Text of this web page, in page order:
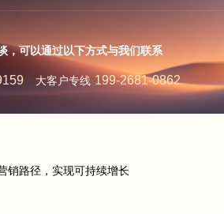
，可以通过以下方式与我们联系
大客户专线 199-2681-0862
销路径，实现可持续增长